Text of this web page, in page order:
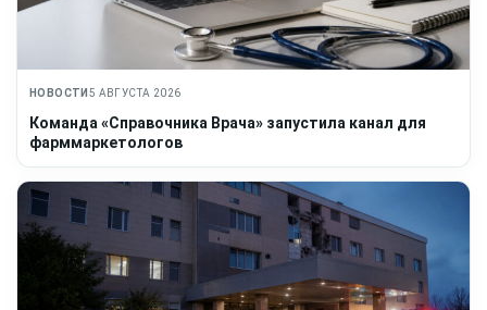
НОВОСТИ 5 АВГУСТА 2026
Команда «Справочника Врача» запустила канал для
фарммаркетологов